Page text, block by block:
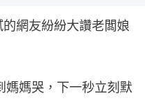
網友紛紛大讚老闆娘
媽媽哭，下一秒立刻默